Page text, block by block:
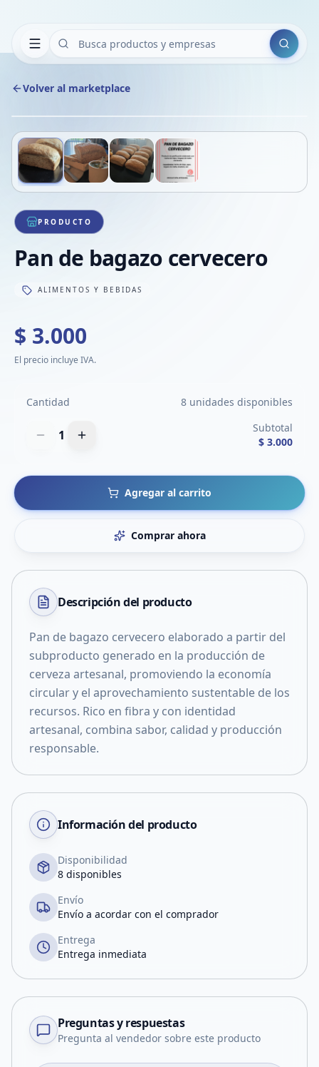
Buscar
Volver al marketplace
1/4
PRODUCTO
Pan de bagazo cervecero
ALIMENTOS Y BEBIDAS
$ 3.000
El precio incluye IVA.
Cantidad 8 unidades disponibles
1
Subtotal
$ 3.000
Agregar al carrito
Comprar ahora
Descripción del producto
Pan de bagazo cervecero elaborado a partir del
subproducto generado en la producción de
cerveza artesanal, promoviendo la economía
circular y el aprovechamiento sustentable de los
recursos. Rico en fibra y con identidad
artesanal, combina sabor, calidad y producción
responsable.
Información del producto
Disponibilidad
8 disponibles
Envío
Envío a acordar con el comprador
Entrega
Entrega inmediata
Preguntas y respuestas
Pregunta al vendedor sobre este producto